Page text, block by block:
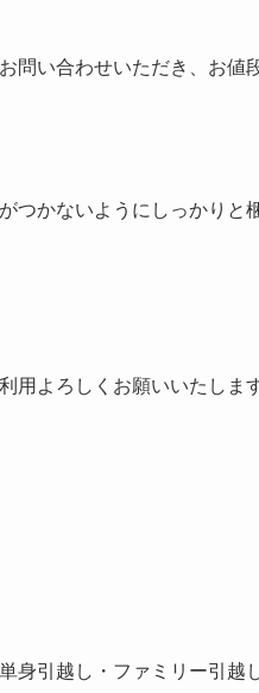
問い合わせいただき、お値
つかないようにしっかりと
用よろしくお願いいたしま
身引越し・ファミリー引越